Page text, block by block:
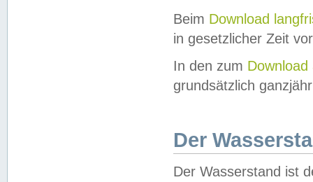
Beim Download
in gesetzlicher Zeit
In den zum Download
grundsätzlich
Der
Der Wasserstand ist